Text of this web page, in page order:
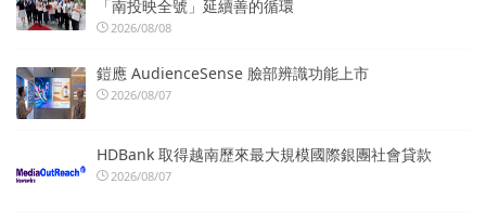
「南投映全號」延續善的循環
2026/08/08
鎧應 AudienceSense 臉部辨識功能上市
2026/08/07
HDBank 取得越南歷來最大規模國際銀團社會貸款
2026/08/07